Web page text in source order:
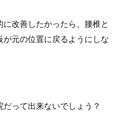
改善したかったら、腰椎と
元の位置に戻るようにしな
って出来ないでしょう？